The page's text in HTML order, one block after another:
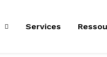
Services